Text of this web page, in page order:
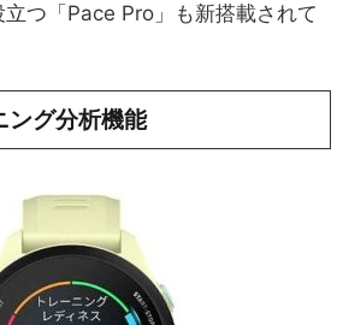
つ「Pace Pro」も新搭載されて
グ分析機能